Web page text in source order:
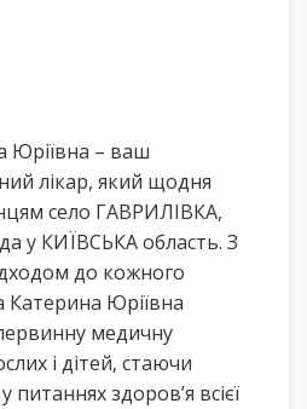
Юріївна – ваш
лікар, який щодня
село ГАВРИЛІВКА,
у КИЇВСЬКА область. З
до кожного
Катерина Юріївна
медичну
і дітей, стаючи
здоров’я всієї